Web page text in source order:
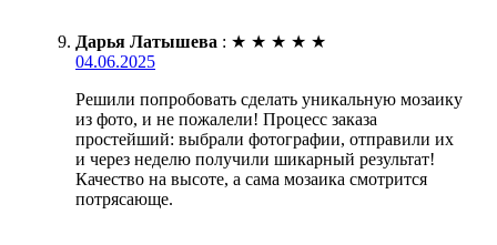
Дарья Латышева : ★ ★ ★ ★ ★
04.06.2025
Решили попробовать сделать уникальную мозаику
из фото, и не пожалели! Процесс заказа
простейший: выбрали фотографии, отправили их
и через неделю получили шикарный результат!
Качество на высоте, а сама мозаика смотрится
потрясающе.